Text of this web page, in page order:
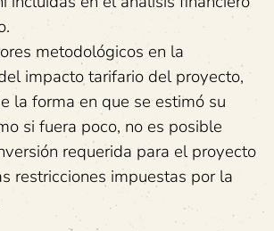
metodológicos en la
impacto tarifario del proyecto,
la forma en que se estimó su
si fuera poco, no es posible
requerida para el proyecto
restricciones impuestas por la